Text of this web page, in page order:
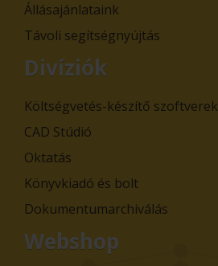
Állásajánlataink
Távoli segítségnyújtás
Divíziók
Költségvetés-készítő szoftverek
CAD Stúdió
Oktatás
Könyvkiadó és bolt
Dokumentumarchiválás
Webshop